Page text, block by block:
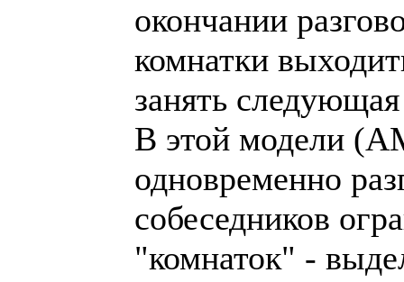
окончании
комнатки
занять
В этой модели
одновременно
собеседников
"комнаток" -